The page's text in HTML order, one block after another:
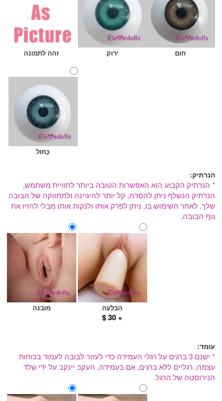
זהה לתמונה ירוק חום
כָּחוֹל
הנרתיק:
* הנרתיק הקבוע הוא האפשרות הטובה ביותר לחוויית משתמש,
הנרתיק הנשלף ניתן להסרה, קל יותר להיגיינה ולתחזוקה של הבובה
שלך. לאחר השימוש בו, ניתן לפרק אותו ולנקות אותו מבלי להזיז את
גוף הבובה.
מובנה הַבלָעָה
+ 30 $
עומד:
* ישנם 3 ברגים על רגלי העמידה כדי לעזור לבובה לעמוד בכוחות
עצמה, רגליים ללא ברגים, אם בעמידה, העקב יינקב על ידי שלד
הנירוסטה של ​​הרגל.